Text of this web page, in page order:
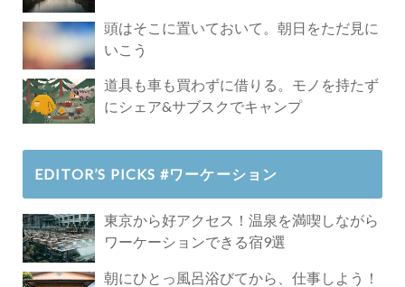
頭はそこに置いておいて。朝日をただ見に
いこう
道具も車も買わずに借りる。モノを持たず
にシェア&サブスクでキャンプ
EDITOR’S PICKS #ワーケーション
東京から好アクセス！温泉を満喫しながら
ワーケーションできる宿9選
朝にひとっ風呂浴びてから、仕事しよう！